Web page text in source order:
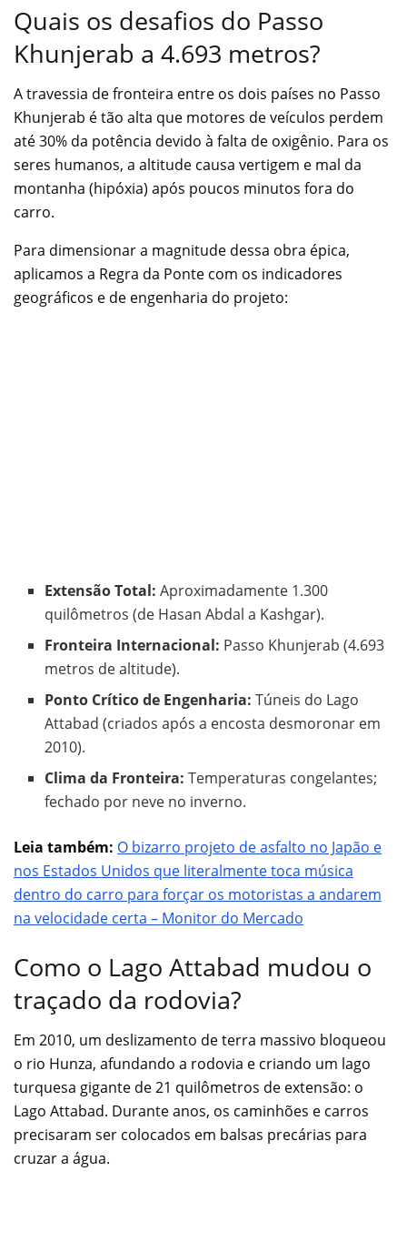
Quais os desafios do Passo
Khunjerab a 4.693 metros?
A travessia de fronteira entre os dois países no Passo
Khunjerab é tão alta que motores de veículos perdem
até 30% da potência devido à falta de oxigênio. Para os
seres humanos, a altitude causa vertigem e mal da
montanha (hipóxia) após poucos minutos fora do
carro.
Para dimensionar a magnitude dessa obra épica,
aplicamos a Regra da Ponte com os indicadores
geográficos e de engenharia do projeto:
Extensão Total: Aproximadamente 1.300
quilômetros (de Hasan Abdal a Kashgar).
Fronteira Internacional: Passo Khunjerab (4.693
metros de altitude).
Ponto Crítico de Engenharia: Túneis do Lago
Attabad (criados após a encosta desmoronar em
2010).
Clima da Fronteira: Temperaturas congelantes;
fechado por neve no inverno.
Leia também: O bizarro projeto de asfalto no Japão e
nos Estados Unidos que literalmente toca música
dentro do carro para forçar os motoristas a andarem
na velocidade certa – Monitor do Mercado
Como o Lago Attabad mudou o
traçado da rodovia?
Em 2010, um deslizamento de terra massivo bloqueou
o rio Hunza, afundando a rodovia e criando um lago
turquesa gigante de 21 quilômetros de extensão: o
Lago Attabad. Durante anos, os caminhões e carros
precisaram ser colocados em balsas precárias para
cruzar a água.